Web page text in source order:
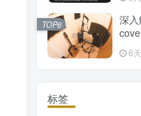
深
典6
TOP6
标签